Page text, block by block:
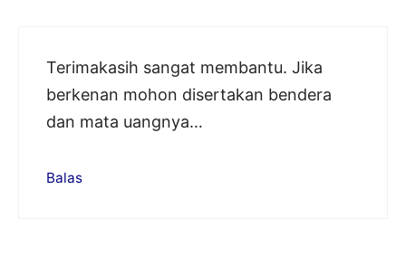
Terimakasih sangat membantu. Jika
berkenan mohon disertakan bendera
dan mata uangnya…
Balas